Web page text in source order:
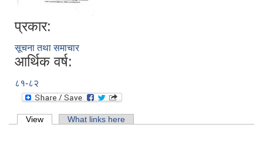
प्रकार:
सूचना तथा समाचार
आर्थिक वर्ष:
८१-८२
Primary tabs
View (active tab)What links here